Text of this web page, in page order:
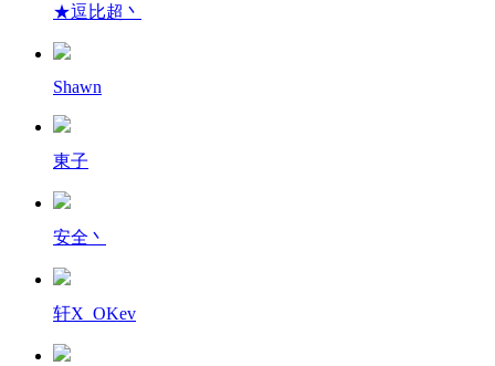
★逗比超丶
Shawn
東子
安全丶
轩X_OKev